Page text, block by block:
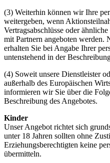
(3) Weiterhin können wir Ihre
weitergeben, wenn
Vertragsabschlüsse oder
mit Partnern angeboten werden.
erhalten Sie bei Angabe Ihrer
untenstehend in der
(4) Soweit unsere Dienstleister
außerhalb des Europäischen
informieren wir Sie über die
Beschreibung des Angebotes.
Kinder
Unser Angebot richtet sich
unter 18 Jahren sollten ohne
Erziehungsberechtigten keine
übermitteln.